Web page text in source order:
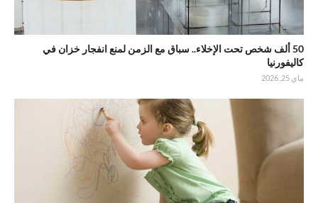
50 ألف شخص تحت الإخلاء.. سباق مع الزمن لمنع انفجار خزان في
كاليفورنيا
ماي 25, 2026